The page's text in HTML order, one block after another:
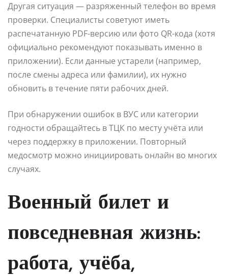
Другая ситуация — разряженный телефон во время
проверки. Специалисты советуют иметь
распечатанную PDF-версию или фото QR-кода (хотя
официально рекомендуют показывать именно в
приложении). Если данные устарели (например,
после смены адреса или фамилии), их нужно
обновить в течение пяти рабочих дней.
При обнаружении ошибок в ВУС или категории
годности обращайтесь в ТЦК по месту учёта или
через поддержку в приложении. Повторный
медосмотр можно инициировать онлайн во многих
случаях.
Военный билет и
повседневная жизнь:
работа, учёба,